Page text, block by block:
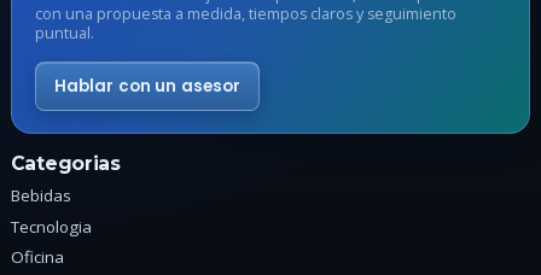
en
página
de
producto
con una propuesta a medida, tiempos claros y seguimiento
puntual.
Hablar con un asesor
Categorias
Bebidas
Tecnologia
Oficina